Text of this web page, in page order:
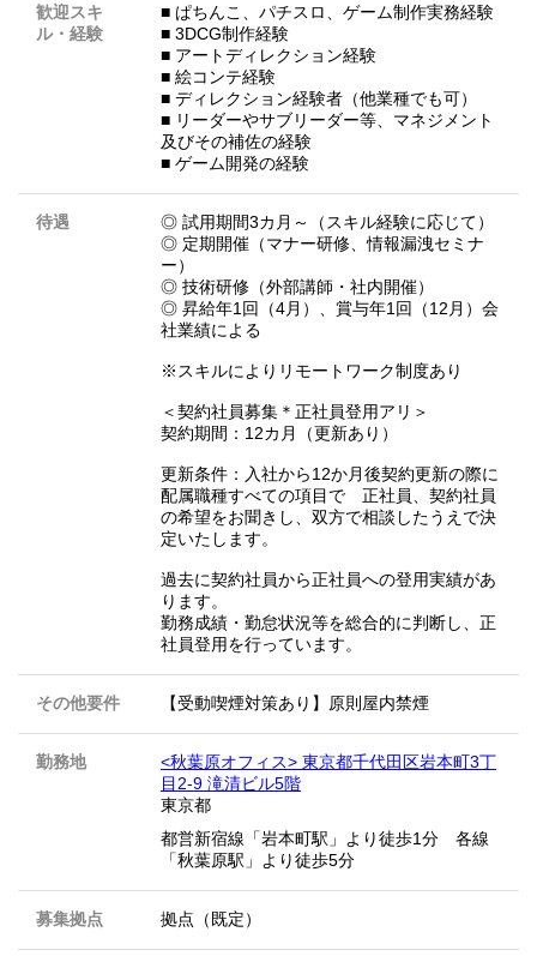
歓迎スキ
ル・経験
■ ぱちんこ、パチスロ、ゲーム制作実務経験
■ 3DCG制作経験
■ アートディレクション経験
■ 絵コンテ経験
■ ディレクション経験者（他業種でも可）
■ リーダーやサブリーダー等、マネジメント
及びその補佐の経験
■ ゲーム開発の経験
待遇
◎ 試用期間3カ月～（スキル経験に応じて）
◎ 定期開催（マナー研修、情報漏洩セミナ
ー）
◎ 技術研修（外部講師・社内開催）
◎ 昇給年1回（4月）、賞与年1回（12月）会
社業績による
※スキルによりリモートワーク制度あり
＜契約社員募集＊正社員登用アリ＞
契約期間：12カ月（更新あり）
更新条件：入社から12か月後契約更新の際に
配属職種すべての項目で 正社員、契約社員
の希望をお聞きし、双方で相談したうえで決
定いたします。
過去に契約社員から正社員への登用実績があ
ります。
勤務成績・勤怠状況等を総合的に判断し、正
社員登用を行っています。
その他要件 【受動喫煙対策あり】原則屋内禁煙
勤務地
<秋葉原オフィス> 東京都千代田区岩本町3丁
目2-9 滝清ビル5階
東京都
都営新宿線「岩本町駅」より徒歩1分 各線
「秋葉原駅」より徒歩5分
募集拠点 拠点（既定）